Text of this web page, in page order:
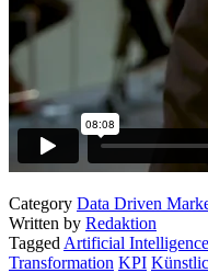
Category Data Driven
Written by Redaktion
Tagged Artificial Intelligence
Transformation KPI